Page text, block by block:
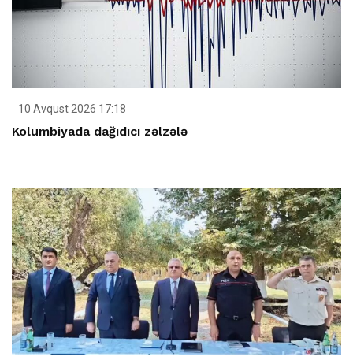
10 Avqust 2026 17:18
Kolumbiyada dağıdıcı zəlzələ